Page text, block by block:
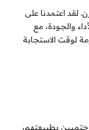
لقد اعتمدنا على
والجودة، مع
لوقت الاستجابة
بطبيعتهم،